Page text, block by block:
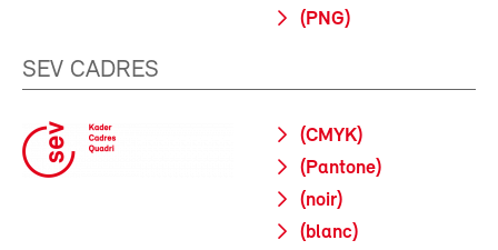
(PNG)
SEV CADRES
(CMYK)
(Pantone)
(noir)
(blanc)